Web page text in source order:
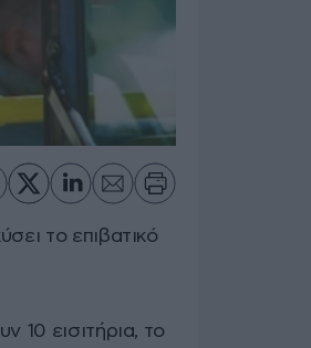
το επιβατικό
10 εισιτήρια, το